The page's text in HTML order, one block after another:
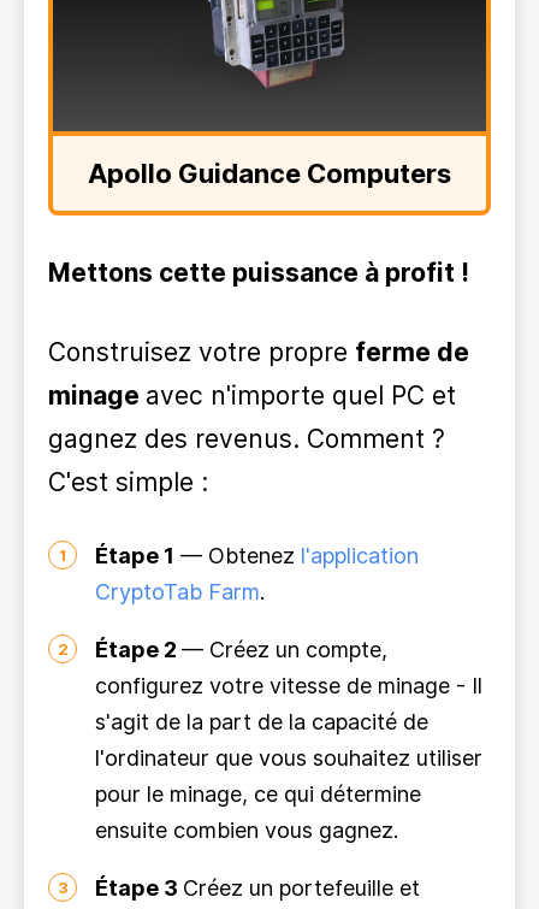
Apollo Guidance Computers
Mettons cette puissance à profit !
Construisez votre propre ferme de
minage avec n'importe quel PC et
gagnez des revenus. Comment ?
C'est simple :
1 Étape 1 — Obtenez l'application
CryptoTab Farm.
2 Étape 2 — Créez un compte,
configurez votre vitesse de minage - Il
s'agit de la part de la capacité de
l'ordinateur que vous souhaitez utiliser
pour le minage, ce qui détermine
ensuite combien vous gagnez.
3 Étape 3 Créez un portefeuille et